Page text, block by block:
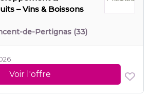
– Vins & Boissons
de-Pertignas (33)
Voir l'offre